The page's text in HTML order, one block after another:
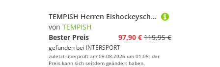
TEMPISH Herren Eishockeyschuhe Eishockeyschlittschuh CROX.X - Herren
von TEMPISH
Bester Preis
97,90 € 119,95 €
gefunden bei INTERSPORT
zuletzt überprüft am 09.08.2026 um 01:05; der
Preis kann sich seitdem geändert haben.